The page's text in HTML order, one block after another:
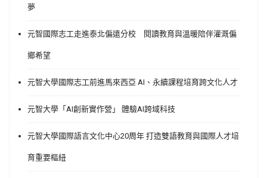
夢
元智國際志工走進泰北偏遠分校 閱讀教育與溫暖陪伴灌溉偏
鄉希望
元智大學國際志工前進馬來西亞 AI、永續課程培育跨文化人才
元智大學「AI創新實作營」 體驗AI跨域科技
元智大學國際語言文化中心20周年 打造雙語教育與國際人才培
育重要樞紐